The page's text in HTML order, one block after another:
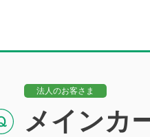
法人のお客さま
メインカ